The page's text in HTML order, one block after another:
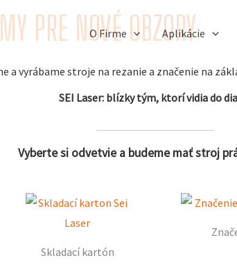
O Firme Aplikácie
PRE NOVÉ OBZORY
a vyrábame stroje na rezanie a značenie na
SEI Laser: blízky tým, ktorí vidia do
Vyberte si odvetvie a budeme mať stroj
Skladací kartón